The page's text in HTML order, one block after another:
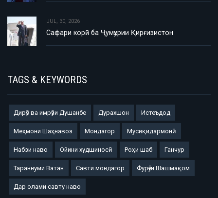
JUL, 30, 2026
Сафари корӣ ба Ҷумҳурии Қирғизистон
TAGS & KEYWORDS
Дирӯз ва имрӯзи Душанбе Дурахшон Истеъдод
Меҳмони Шаҳнавоз Мондагор Мусиқидармонӣ
Набзи наво Ойини худшиносӣ Роҳи шаб Ганчур
Тараннуми Ватан Савти мондагор Фурӯғи Шашмақом
Дар олами савту наво